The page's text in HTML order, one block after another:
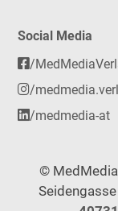
Social Media
/
/
/medmedia-at
©